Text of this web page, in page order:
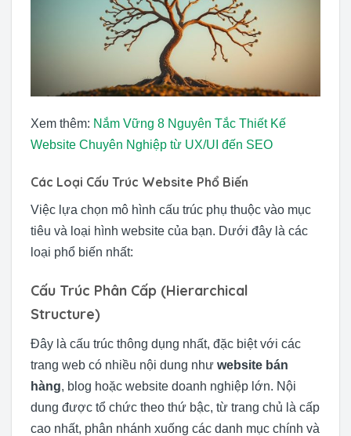
Xem thêm: Nắm Vững 8 Nguyên Tắc Thiết Kế
Website Chuyên Nghiệp từ UX/UI đến SEO
Các Loại Cấu Trúc Website Phổ Biến
Việc lựa chọn mô hình cấu trúc phụ thuộc vào mục
tiêu và loại hình website của bạn. Dưới đây là các
loại phổ biến nhất:
Cấu Trúc Phân Cấp (Hierarchical
Structure)
Đây là cấu trúc thông dụng nhất, đặc biệt với các
trang web có nhiều nội dung như website bán
hàng, blog hoặc website doanh nghiệp lớn. Nội
dung được tổ chức theo thứ bậc, từ trang chủ là cấp
cao nhất, phân nhánh xuống các danh mục chính và